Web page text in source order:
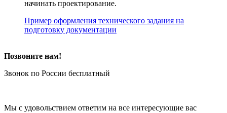
начинать проектирование.
Пример оформления технического задания на
подготовку документации
Позвоните нам!
Звонок по России бесплатный
Мы с удовольствием ответим на все интересующие вас